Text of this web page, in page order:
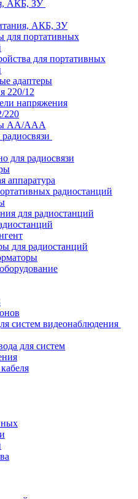
АКБ, ЗУ
АКБ, ЗУ
для портативных
для портативных
адаптеры
220/12
напряжения
220
АА/ААА
для радиосвязи
аппаратура
радиостанций
для радиостанций
для радиостанций
систем видеонаблюдения
для систем